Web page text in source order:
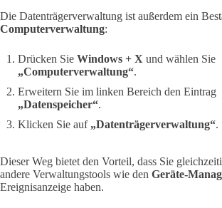
Die Datenträgerverwaltung ist außerdem ein
Computerverwaltung:
Drücken Sie Windows + X und wählen Sie
„Computerverwaltung“.
Erweitern Sie im linken Bereich den Eintrag
„Datenspeicher“.
Klicken Sie auf „Datenträgerverwaltung“.
Dieser Weg bietet den Vorteil, dass Sie
andere Verwaltungstools wie den Geräte-
Ereignisanzeige haben.